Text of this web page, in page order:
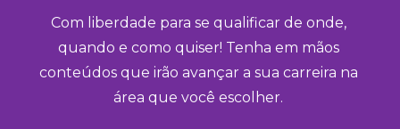
Com liberdade para se qualificar de onde,
quando e como quiser! Tenha em mãos
conteúdos que irão avançar a sua carreira na
área que você escolher.